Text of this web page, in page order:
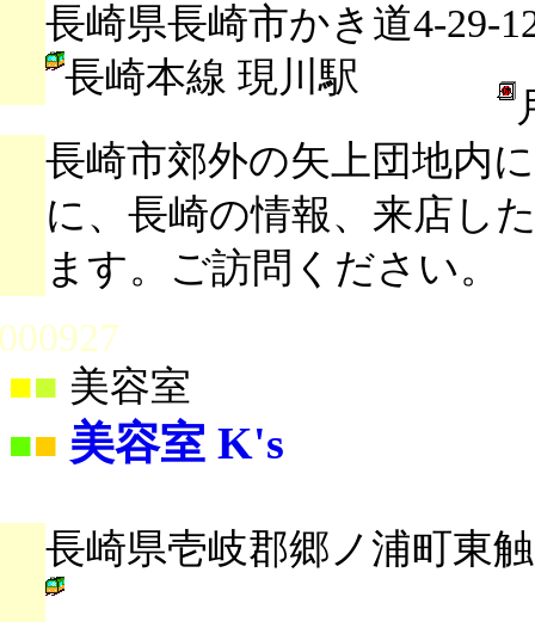
長崎県長崎市かき道4-29-
長崎本線 現川駅
長崎市郊外の矢上団地内
に、長崎の情報、来店し
ます。ご訪問ください。
■ 美容室
■■ 美容室 K's
長崎県壱岐郡郷ノ浦町東